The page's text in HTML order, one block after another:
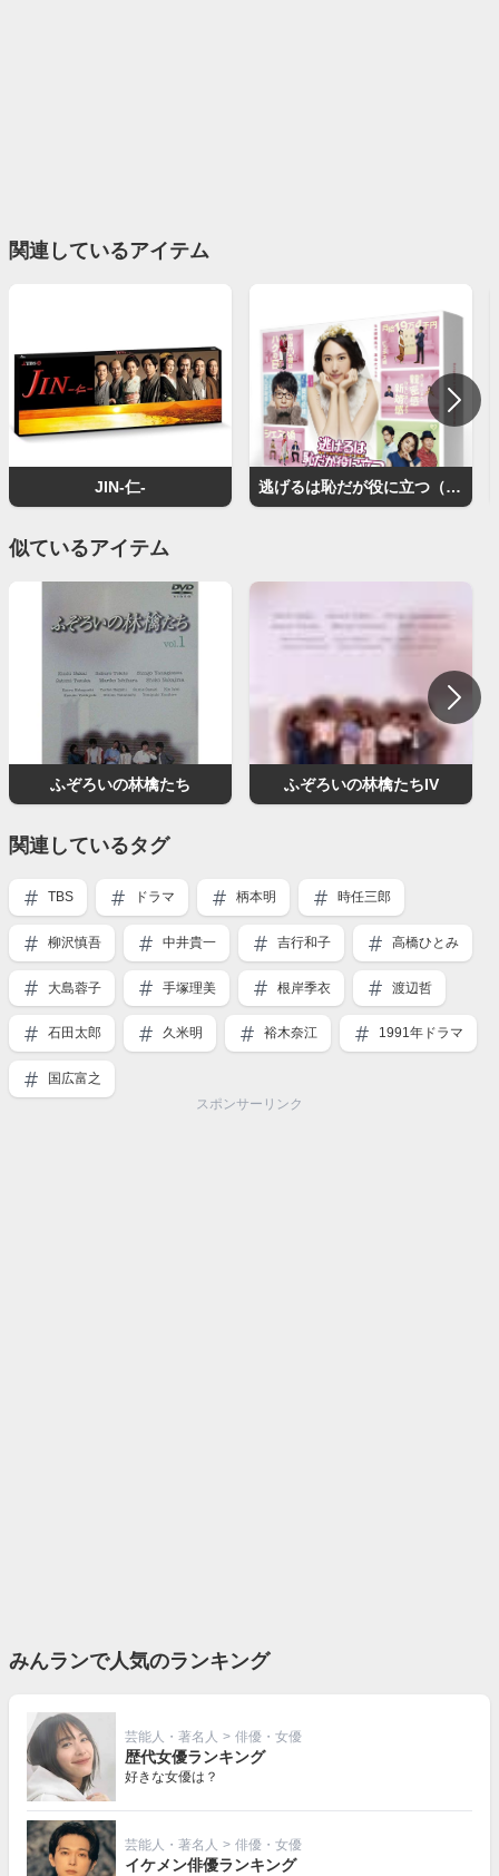
関連しているアイテム
JIN-仁- 逃げるは恥だが役に立つ（ドラマ）
似ているアイテム
ふぞろいの林檎たち ふぞろいの林檎たちIV
関連しているタグ
TBS ドラマ 柄本明 時任三郎
柳沢慎吾 中井貴一 吉行和子 高橋ひとみ
大島蓉子 手塚理美 根岸季衣 渡辺哲
石田太郎 久米明 裕木奈江 1991年ドラマ
国広富之
スポンサーリンク
みんランで人気のランキング
芸能人・著名人 > 俳優・女優
歴代女優ランキング
好きな女優は？
芸能人・著名人 > 俳優・女優
イケメン俳優ランキング